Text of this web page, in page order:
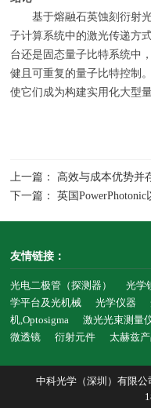
基于熔融石英蚀刻衍射
子计算系统中的激光传递方
台还是固态量子比特系统中
健且可重复的量子比特控制
使它们成为构建实用化大型
上一篇： 高效与成本优势
的应用，分束器多光纤耦合
下一篇： 英国
友情链接：
光电二极管（探测器） 光学
学平台及光机械
光学仪器
机,Optosigma
激光光束测量
微透镜
衍射元件 太赫兹
中科光学（深圳）有限公